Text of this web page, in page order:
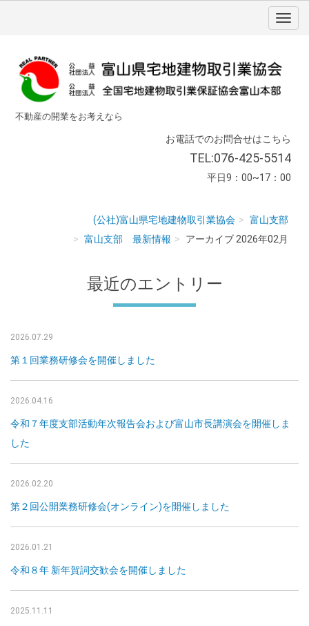
不動産の開業をお考えなら
お電話でのお問合せはこちら
TEL:076-425-5514
平日9：00~17：00
(公社)富山県宅地建物取引業協会
富山支部
富山支部 最新情報
アーカイブ 2026年02月
最近のエントリー
2026.07.29
第１回業務研修会を開催しました
2026.04.16
令和７年度支部活動年次報告会および富山市長講演会を開催しま
した
2026.02.20
第２回公開業務研修会(オンライン)を開催しました
2026.01.21
令和８年 新年賀詞交歓会を開催しました
2025.11.11